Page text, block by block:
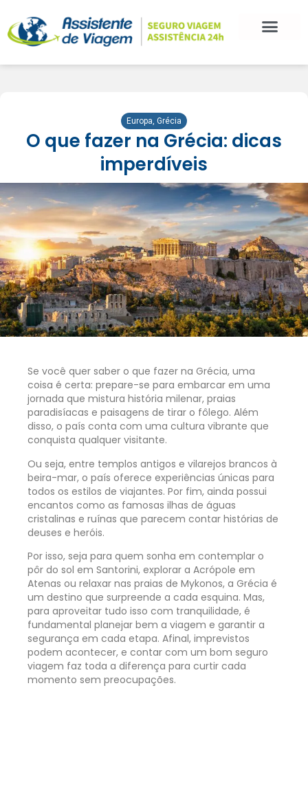
Europa, Grécia
O que fazer na Grécia: dicas
imperdíveis
Se você quer saber o que fazer na Grécia, uma
coisa é certa: prepare-se para embarcar em uma
jornada que mistura história milenar, praias
paradisíacas e paisagens de tirar o fôlego. Além
disso, o país conta com uma cultura vibrante que
conquista qualquer visitante.
Ou seja, entre templos antigos e vilarejos brancos à
beira-mar, o país oferece experiências únicas para
todos os estilos de viajantes. Por fim, ainda possui
encantos como as famosas ilhas de águas
cristalinas e ruínas que parecem contar histórias de
deuses e heróis.
Por isso, seja para quem sonha em contemplar o
pôr do sol em Santorini, explorar a Acrópole em
Atenas ou relaxar nas praias de Mykonos, a Grécia é
um destino que surpreende a cada esquina. Mas,
para aproveitar tudo isso com tranquilidade, é
fundamental planejar bem a viagem e garantir a
segurança em cada etapa. Afinal, imprevistos
podem acontecer, e contar com um bom seguro
viagem faz toda a diferença para curtir cada
momento sem preocupações.